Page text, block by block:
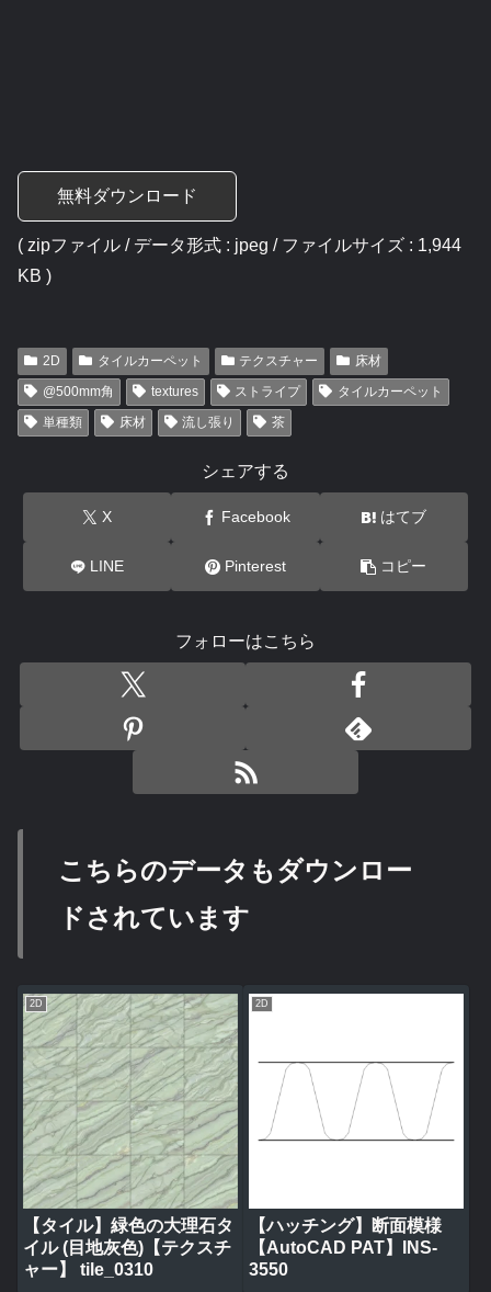
無料ダウンロード
( zipファイル / データ形式 : jpeg / ファイルサイズ : 1,944
KB )
2D タイルカーペット テクスチャー
床材
@500mm角
textures ストライプ
タイルカーペット
単種類
床材 流し張り 茶
シェアする
X Facebook はてブ
LINE Pinterest コピー
フォローはこちら
こちらのデータもダウンロー
ドされています
2D
【タイル】緑色の大理石タ
イル (目地灰色)【テクスチ
ャー】 tile_0310
2D
【ハッチング】断面模様
【AutoCAD PAT】INS-
3550